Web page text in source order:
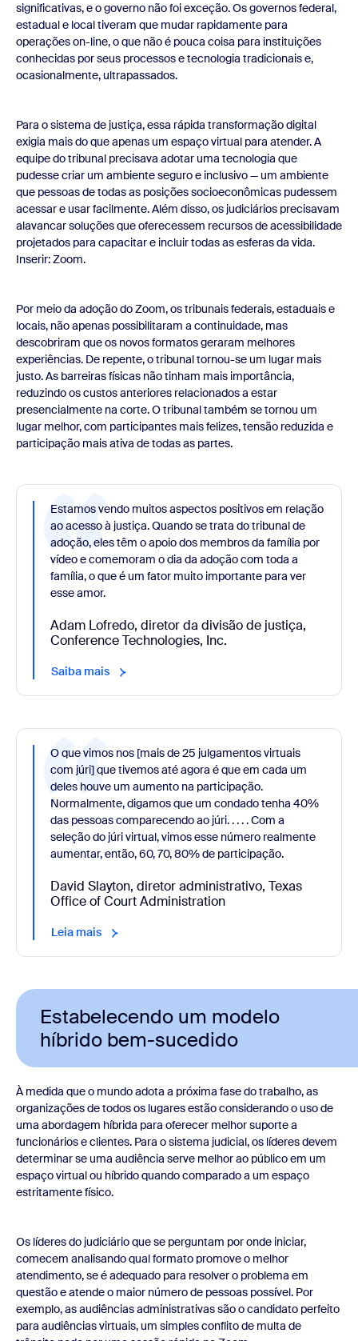
significativas, e o governo não foi exceção. Os governos federal,
estadual e local tiveram que mudar rapidamente para
operações on-line, o que não é pouca coisa para instituições
conhecidas por seus processos e tecnologia tradicionais e,
ocasionalmente, ultrapassados.
Para o sistema de justiça, essa rápida transformação digital
exigia mais do que apenas um espaço virtual para atender. A
equipe do tribunal precisava adotar uma tecnologia que
pudesse criar um ambiente seguro e inclusivo — um ambiente
que pessoas de todas as posições socioeconômicas pudessem
acessar e usar facilmente. Além disso, os judiciários precisavam
alavancar soluções que oferecessem recursos de acessibilidade
projetados para capacitar e incluir todas as esferas da vida.
Inserir: Zoom.
Por meio da adoção do Zoom, os tribunais federais, estaduais e
locais, não apenas possibilitaram a continuidade, mas
descobriram que os novos formatos geraram melhores
experiências. De repente, o tribunal tornou-se um lugar mais
justo. As barreiras físicas não tinham mais importância,
reduzindo os custos anteriores relacionados a estar
presencialmente na corte. O tribunal também se tornou um
lugar melhor, com participantes mais felizes, tensão reduzida e
participação mais ativa de todas as partes.
Estamos vendo muitos aspectos positivos em relação
ao acesso à justiça. Quando se trata do tribunal de
adoção, eles têm o apoio dos membros da família por
vídeo e comemoram o dia da adoção com toda a
família, o que é um fator muito importante para ver
esse amor.
Adam Lofredo, diretor da divisão de justiça,
Conference Technologies, Inc.
Saiba mais
O que vimos nos [mais de 25 julgamentos virtuais
com júri] que tivemos até agora é que em cada um
deles houve um aumento na participação.
Normalmente, digamos que um condado tenha 40%
das pessoas comparecendo ao júri. . . . . Com a
seleção do júri virtual, vimos esse número realmente
aumentar, então, 60, 70, 80% de participação.
David Slayton, diretor administrativo, Texas
Office of Court Administration
Leia mais
Estabelecendo um modelo
híbrido bem-sucedido
À medida que o mundo adota a próxima fase do trabalho, as
organizações de todos os lugares estão considerando o uso de
uma abordagem híbrida para oferecer melhor suporte a
funcionários e clientes. Para o sistema judicial, os líderes devem
determinar se uma audiência serve melhor ao público em um
espaço virtual ou híbrido quando comparado a um espaço
estritamente físico.
Os líderes do judiciário que se perguntam por onde iniciar,
comecem analisando qual formato promove o melhor
atendimento, se é adequado para resolver o problema em
questão e atende o maior número de pessoas possível. Por
exemplo, as audiências administrativas são o candidato perfeito
para audiências virtuais, um simples conflito de multa de